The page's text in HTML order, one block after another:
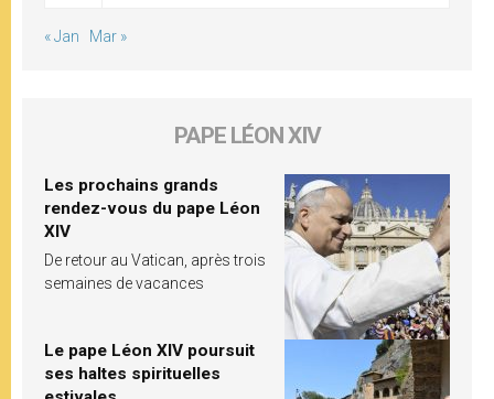
« Jan Mar »
PAPE LÉON XIV
Les prochains grands
rendez-vous du pape Léon
XIV
De retour au Vatican, après trois
semaines de vacances
Le pape Léon XIV poursuit
ses haltes spirituelles